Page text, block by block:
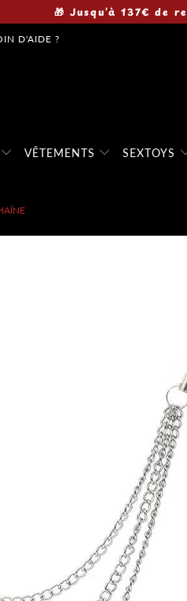
🎁 Jusqu’à 137€ de
D'AIDE ?
VÊTEMENTS SEXTOYS